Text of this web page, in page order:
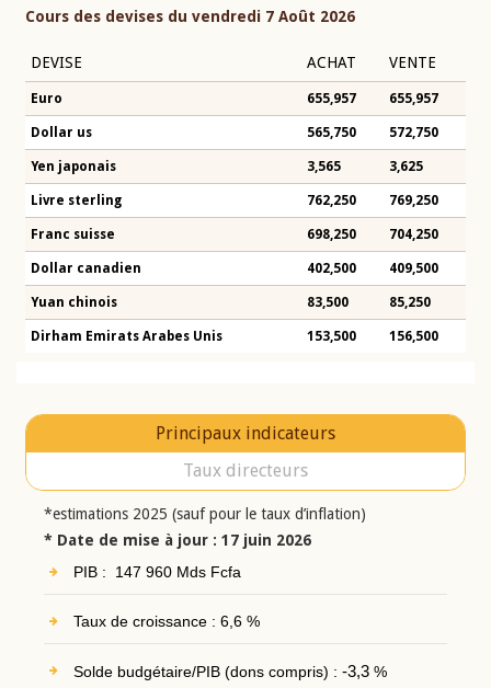
Cours des devises du vendredi 7 Août 2026
DEVISE ACHAT VENTE
Euro 655,957 655,957
Dollar us 565,750 572,750
Yen japonais 3,565 3,625
Livre sterling 762,250 769,250
Franc suisse 698,250 704,250
Dollar canadien 402,500 409,500
Yuan chinois 83,500 85,250
Dirham Emirats Arabes Unis 153,500 156,500
Principaux indicateurs
Taux directeurs
*estimations 2025 (sauf pour le taux d’inflation)
* Date de mise à jour : 17 juin 2026
PIB : 147 960 Mds Fcfa
Taux de croissance : 6,6 %
Solde budgétaire/PIB (dons compris) : -3,3%